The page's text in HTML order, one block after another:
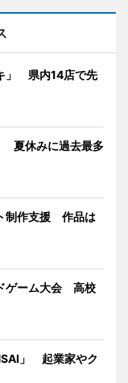
」 県内14店で先
夏休みに過去最多
制作支援 作品は
ゲーム大会 高校
」 起業家やク